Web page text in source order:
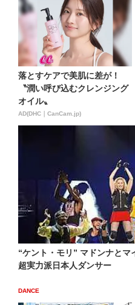
落とすケアで美肌に差が！
〝潤い呼び込むクレンジング
オイル〟
AD(DHC｜CanCam.jp)
“ケント・モリ” マドンナと
超実力派日本人ダンサー
DANCE